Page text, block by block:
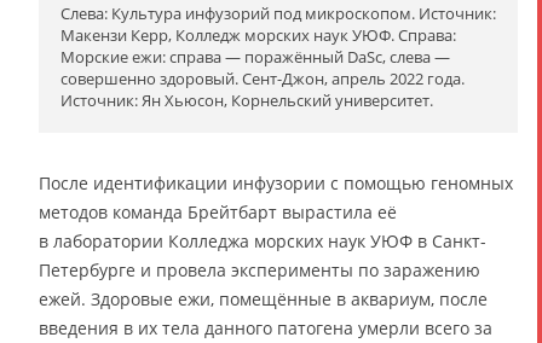
Слева: Культура инфузорий под микроскопом. Источник:
Макензи Керр, Колледж морских наук УЮФ. Справа:
Морские ежи: справа — поражённый DaSc, слева —
совершенно здоровый. Сент-Джон, апрель 2022 года.
Источник: Ян Хьюсон, Корнельский университет.
После идентификации инфузории с помощью геномных
методов команда Брейтбарт вырастила её
в лаборатории Колледжа морских наук УЮФ в Санкт-
Петербурге и провела эксперименты по заражению
ежей. Здоровые ежи, помещённые в аквариум, после
введения в их тела данного патогена умерли всего за